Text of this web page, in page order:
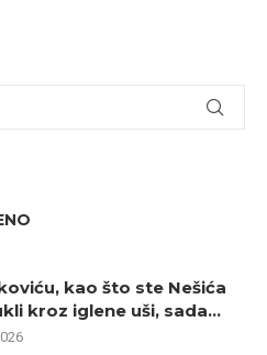
kao što ste Nešića
kroz iglene uši, sada...